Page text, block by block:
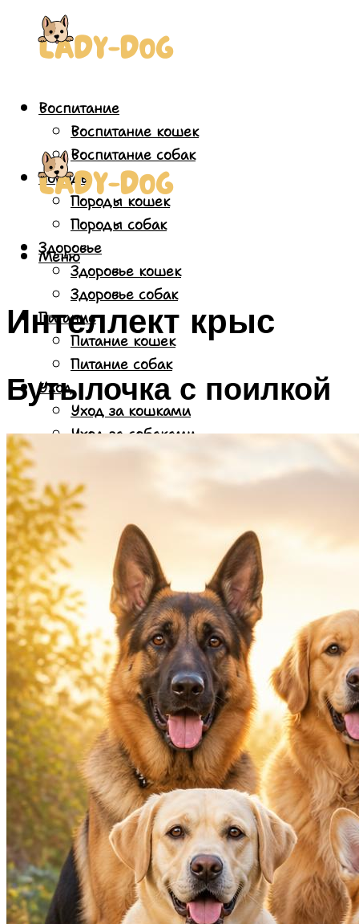
Воспитание
Воспитание кошек
Воспитание собак
Породы
Породы кошек
Породы собак
Здоровье
Здоровье кошек
Здоровье собак
Питание
Питание кошек
Питание собак
Уход
Уход за кошками
Уход за собаками
Меню
Меню
Интеллект крыс
Бутылочка с поилкой